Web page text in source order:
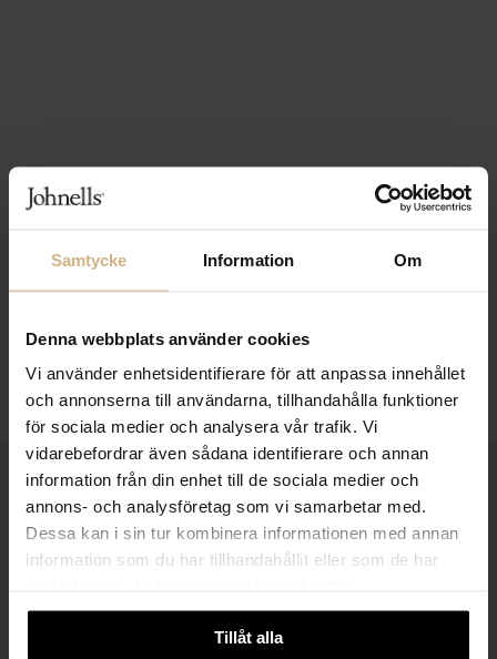
Samtycke Information Om
Denna webbplats använder cookies
Vi använder enhetsidentifierare för att anpassa innehållet
och annonserna till användarna, tillhandahålla funktioner
för sociala medier och analysera vår trafik. Vi
vidarebefordrar även sådana identifierare och annan
information från din enhet till de sociala medier och
annons- och analysföretag som vi samarbetar med.
Dessa kan i sin tur kombinera informationen med annan
information som du har tillhandahållit eller som de har
Tillåt alla
1-3 VARDAGARS LEVERANS
FRI FRAKT FRÅN 999 KR
SAMLA BONUS I KUNDKLUBBEN